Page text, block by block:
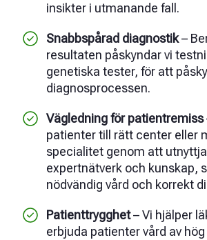
insikter i utmanande fall.
Snabbspårad diagnostik–
resultaten påskyndar vi
genetiska tester, för att
diagnosprocessen.
Vägledning för patientremiss
patienter till rätt center eller
specialitet genom att
expertnätverk och kunskap,
nödvändig vård och korrekt
Patienttrygghet– Vi hjälper
erbjuda patienter vård av